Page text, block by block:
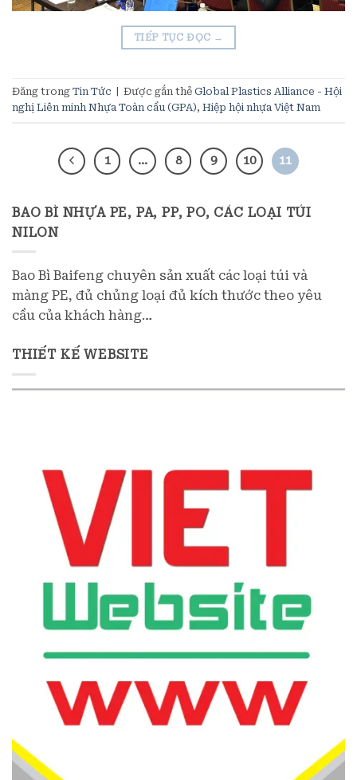
TIẾP TỤC ĐỌC →
Đăng trong Tin Tức Được gắn thẻ ​Global Plastics Alliance - Hội
nghị Liên minh Nhựa Toàn cầu (GPA), Hiệp hội nhựa Việt Nam
1 … 8 9 10 11
BAO BÌ NHỰA PE, PA, PP, PO, CÁC LOẠI TÚI
NILON
Bao Bì Baifeng chuyên sản xuất các loại túi và
màng PE, đủ chủng loại đủ kích thước theo yêu
cầu của khách hàng…
THIẾT KẾ WEBSITE